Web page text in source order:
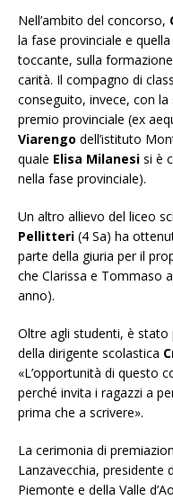
Nell’ambito del concorso,
la fase provinciale e
toccante, sulla
carità. Il compagno di
conseguito, invece, con
premio provinciale (ex
Viarengo dell’istituto
quale Elisa Milanesi si è
nella fase provinciale).
Un altro allievo del liceo
Pellitteri (4 Sa) ha
parte della giuria per il
che Clarissa e Tommaso
anno).
Oltre agli studenti, è
della dirigente scolastica
«L’opportunità di questo
perché invita i ragazzi a
prima che a scrivere».
La cerimonia di
Lanzavecchia, presidente
Piemonte e della Valle